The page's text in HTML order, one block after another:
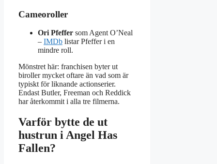
Cameoroller
Ori Pfeffer som Agent O’Neal
– IMDb listar Pfeffer i en
mindre roll.
Mönstret här: franchisen byter ut
biroller mycket oftare än vad som är
typiskt för liknande actionserier.
Endast Butler, Freeman och Reddick
har återkommit i alla tre filmerna.
Varför bytte de ut
hustrun i Angel Has
Fallen?